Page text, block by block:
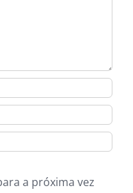
a próxima vez